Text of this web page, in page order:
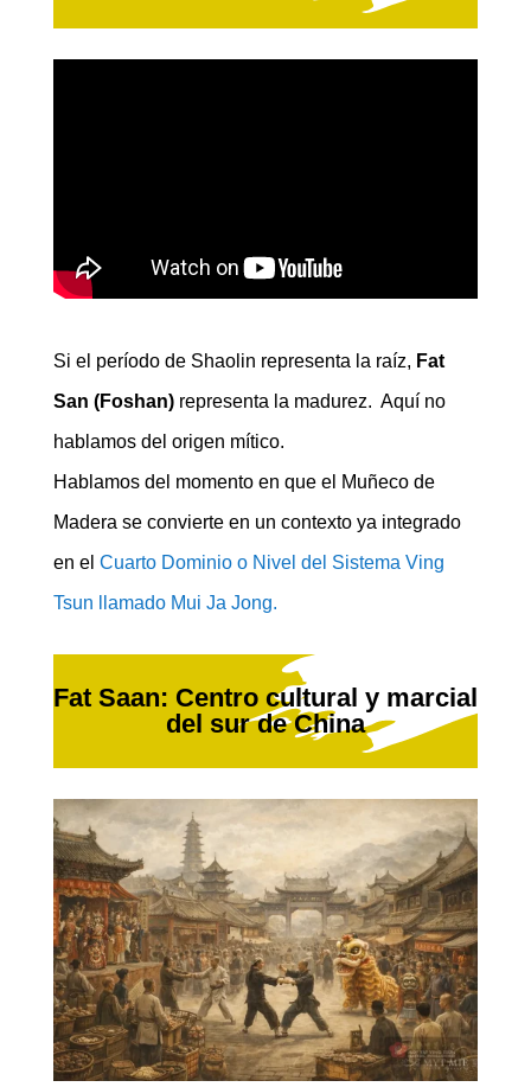
Si el período de Shaolin representa la raíz, Fat
San (Foshan)representa la madurez. Aquí no
hablamos del origen mítico.
Hablamos del momento en que el Muñeco de
Madera se convierte en un contexto ya integrado
en el Cuarto Dominio o Nivel del Sistema Ving
Tsun llamado Mui Ja Jong.
Fat Saan: Centro cultural y marcial
del sur de China